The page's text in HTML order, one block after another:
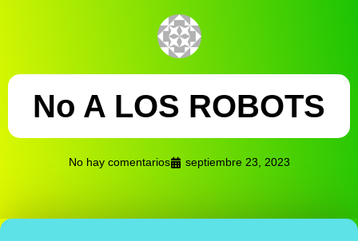
No A LOS ROBOTS
No hay comentarios septiembre 23, 2023